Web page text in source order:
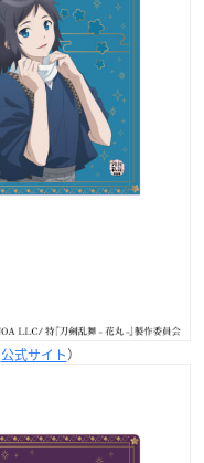
公式サイト）